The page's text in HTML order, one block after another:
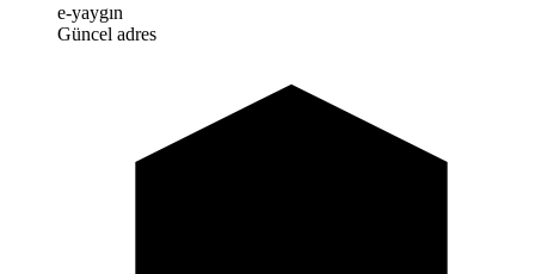
e-yaygın
Güncel adres